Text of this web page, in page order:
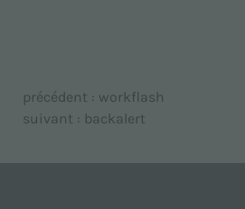
précédent : workflash
suivant : backalert